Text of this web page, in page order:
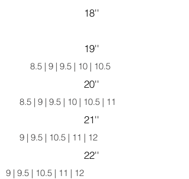
18''
19''
8.5 | 9 | 9.5 | 10 | 10.5
20''
8.5 | 9 | 9.5 | 10 | 10.5 | 11
21''
9 | 9.5 | 10.5 | 11 | 12
22''
9 | 9.5 | 10.5 | 11 | 12